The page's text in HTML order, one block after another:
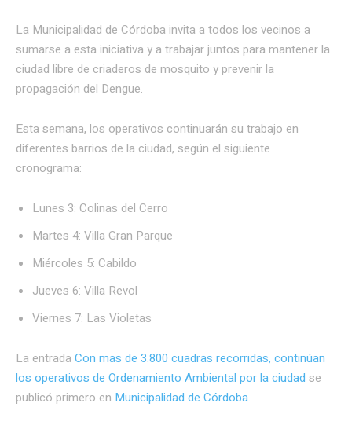
La Municipalidad de Córdoba invita a todos los vecinos a
sumarse a esta iniciativa y a trabajar juntos para mantener la
ciudad libre de criaderos de mosquito y prevenir la
propagación del Dengue.
Esta semana, los operativos continuarán su trabajo en
diferentes barrios de la ciudad, según el siguiente
cronograma:
Lunes 3: Colinas del Cerro
Martes 4: Villa Gran Parque
Miércoles 5: Cabildo
Jueves 6: Villa Revol
Viernes 7: Las Violetas
La entrada Con mas de 3.800 cuadras recorridas, continúan
los operativos de Ordenamiento Ambiental por la ciudad se
publicó primero en Municipalidad de Córdoba.